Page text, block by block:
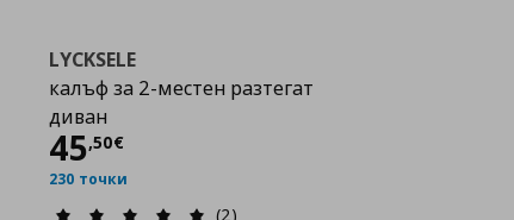
LYCKSELE
калъф за 2-местен разтегат
диван
45,50€
Цена
230 точки
(2)